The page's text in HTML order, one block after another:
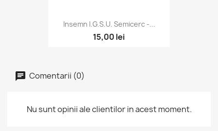
Insemn I.G.S.U. Semicerc -...
15,00 lei
Comentarii (0)
Nu sunt opinii ale clientilor in acest moment.